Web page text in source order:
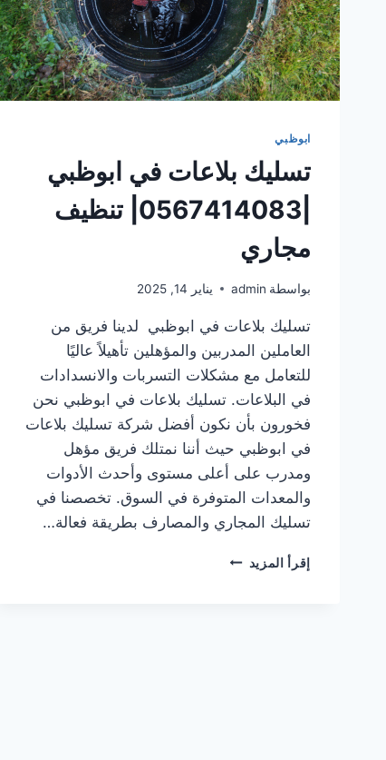
ابوظبي
تسليك بلاعات في ابوظبي
|0567414083| تنظيف
مجاري
بواسطة admin يناير 14, 2025
تسليك بلاعات في ابوظبي لدينا فريق من
العاملين المدربين والمؤهلين تأهيلاً عاليًا
للتعامل مع مشكلات التسربات والانسدادات
في البلاعات. تسليك بلاعات في ابوظبي نحن
فخورون بأن نكون أفضل شركة تسليك بلاعات
في ابوظبي حيث أننا نمتلك فريق مؤهل
ومدرب على أعلى مستوى وأحدث الأدوات
والمعدات المتوفرة في السوق. تخصصنا في
تسليك المجاري والمصارف بطريقة فعالة…
إقرأ المزيد تسليك